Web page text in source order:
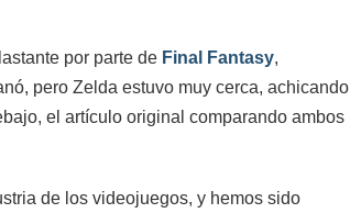
por parte de Final Fantasy,
pero Zelda estuvo muy cerca, achicando
el artículo original comparando ambos
de los videojuegos, y hemos sido